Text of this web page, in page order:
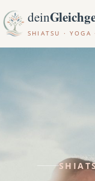
dein
SHIATSU · YOGA